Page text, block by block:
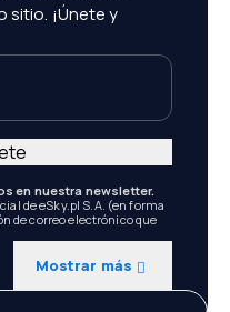
¡Únete y
en nuestra newsletter.
de eSky.pl S.A. (en forma
de correo electrónico que
Mostrar más